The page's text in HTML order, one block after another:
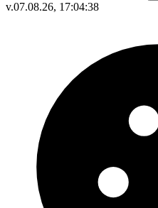
v.07.08.26, 17:04:38